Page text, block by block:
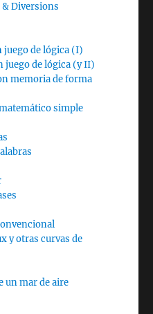
Diversions
de lógica (I)
juego de lógica (y II)
memoria de forma
simple
y otras curvas de
un mar de aire